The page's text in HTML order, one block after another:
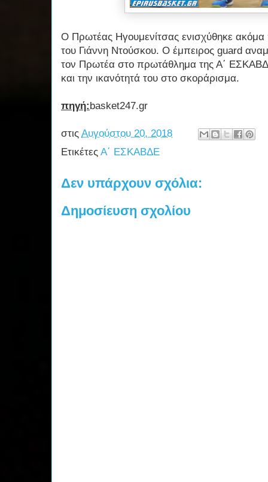
Ο Πρωτέας Ηγουμενίτσας ενισχύθηκε
του Γιάννη Ντούσκου. Ο έμπειρος guard
τον Πρωτέα στο πρωτάθλημα της Α΄
και την ικανότητά του στο σκοράρισμα.
πηγή: basket247.gr
στις Αυγούστου 20, 2018
Ετικέτες Α΄ ΕΣΚΑΒΔΕ
Δεν υπάρχουν σχόλια:
Δημοσίευση σχολίου